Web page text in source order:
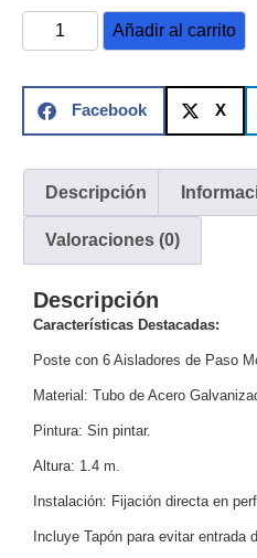
Video
Cable
ConectoresCables
Armados -
CoaxialCategoría
ÓpticaPara
Alimentación
y
ElectricidadRG59
Tipo
CaPTelefónicoVGA
Cámaras
IP y NVRs
Salinos
(Anticorrosión)
Añadir al carrito
Facebook X
Descripción
Valoraciones (0)
Descripción
Características Destacadas:
Poste con 6 Aisladores de Paso
Material: Tubo de Acero
Pintura: Sin pintar.
Altura: 1.4 m.
Instalación: Fijación directa en
Incluye Tapón para evitar entrada